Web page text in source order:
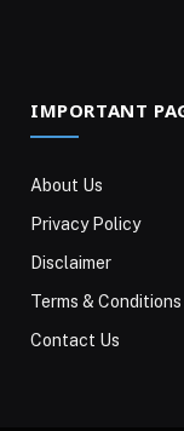
IMPORTANT
About Us
Privacy Policy
Disclaimer
Terms & Conditions
Contact Us